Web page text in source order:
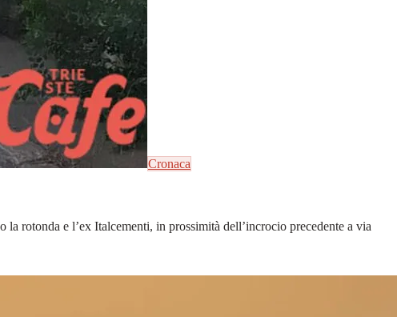
Cronaca
rotonda e l’ex Italcementi, in prossimità dell’incrocio precedente a via